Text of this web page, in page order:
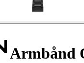
Armbånd